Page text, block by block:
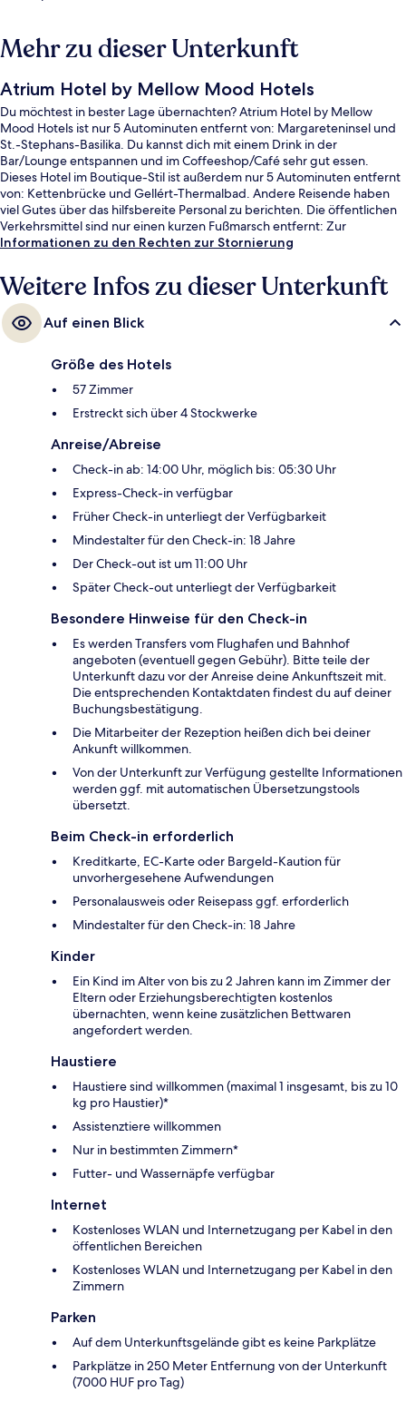
Mehr zu dieser Unterkunft
Atrium Hotel by Mellow Mood Hotels
Du möchtest in bester Lage übernachten? Atrium Hotel by Mellow
Mood Hotels ist nur 5 Autominuten entfernt von: Margareteninsel und
St.-Stephans-Basilika. Du kannst dich mit einem Drink in der
Bar/Lounge entspannen und im Coffeeshop/Café sehr gut essen.
Dieses Hotel im Boutique-Stil ist außerdem nur 5 Autominuten entfernt
von: Kettenbrücke und Gellért-Thermalbad. Andere Reisende haben
viel Gutes über das hilfsbereite Personal zu berichten. Die öffentlichen
Verkehrsmittel sind nur einen kurzen Fußmarsch entfernt: Zur
Straßenbahnhaltestelle Blaha Lujza tér M sind es nur wenige Schritte
Informationen zu den Rechten zur Stornierung
Weitere Infos zu dieser Unterkunft
Auf einen Blick
Größe des Hotels
57 Zimmer
Erstreckt sich über 4 Stockwerke
Anreise/Abreise
Check-in ab: 14:00 Uhr, möglich bis: 05:30 Uhr
Express-Check-in verfügbar
Früher Check-in unterliegt der Verfügbarkeit
Mindestalter für den Check-in: 18 Jahre
Der Check-out ist um 11:00 Uhr
Später Check-out unterliegt der Verfügbarkeit
Besondere Hinweise für den Check-in
Es werden Transfers vom Flughafen und Bahnhof
angeboten (eventuell gegen Gebühr). Bitte teile der
Unterkunft dazu vor der Anreise deine Ankunftszeit mit.
Die entsprechenden Kontaktdaten findest du auf deiner
Buchungsbestätigung.
Die Mitarbeiter der Rezeption heißen dich bei deiner
Ankunft willkommen.
Von der Unterkunft zur Verfügung gestellte Informationen
werden ggf. mit automatischen Übersetzungstools
übersetzt.
Beim Check-in erforderlich
Kreditkarte, EC-Karte oder Bargeld-Kaution für
unvorhergesehene Aufwendungen
Personalausweis oder Reisepass ggf. erforderlich
Mindestalter für den Check-in: 18 Jahre
Kinder
Ein Kind im Alter von bis zu 2 Jahren kann im Zimmer der
Eltern oder Erziehungsberechtigten kostenlos
übernachten, wenn keine zusätzlichen Bettwaren
angefordert werden.
Haustiere
Haustiere sind willkommen (maximal 1 insgesamt, bis zu 10
kg pro Haustier)*
Assistenztiere willkommen
Nur in bestimmten Zimmern*
Futter- und Wassernäpfe verfügbar
Internet
Kostenloses WLAN und Internetzugang per Kabel in den
öffentlichen Bereichen
Kostenloses WLAN und Internetzugang per Kabel in den
Zimmern
Parken
Auf dem Unterkunftsgelände gibt es keine Parkplätze
Parkplätze in 250 Meter Entfernung von der Unterkunft
(7000 HUF pro Tag)